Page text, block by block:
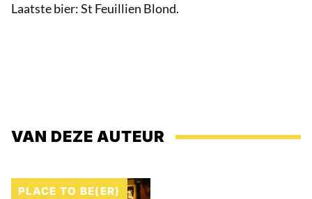
Laatste bier: St Feuillien Blond.
VAN DEZE AUTEUR
PLACE TO BE(ER)